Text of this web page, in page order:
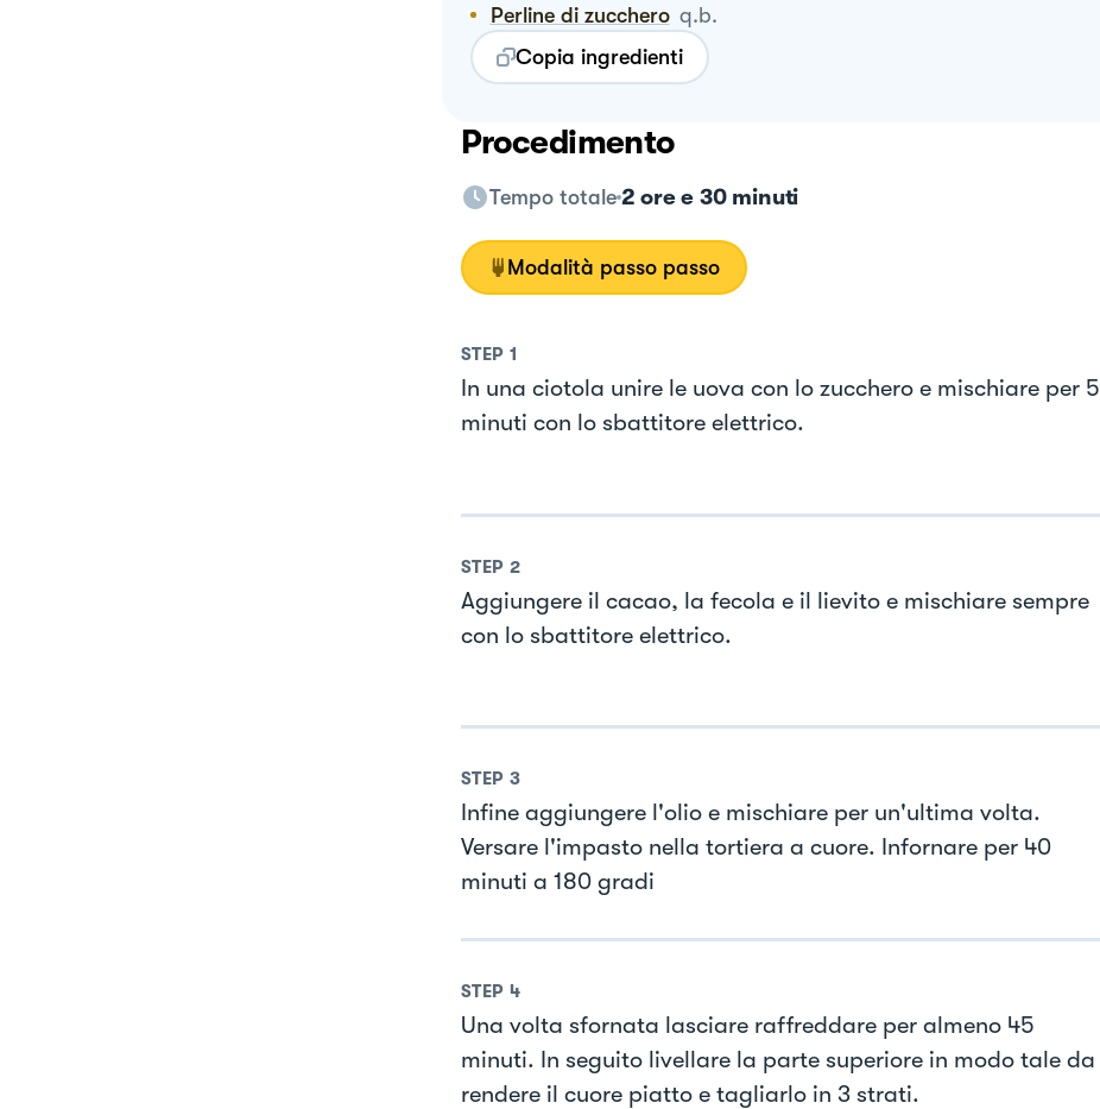
Perline di zucchero q.b.
Copia ingredienti
Procedimento
Tempo totale 2 ore e 30 minuti
Modalità passo passo
STEP 1
In una ciotola unire le uova con lo zucchero e mischiare per 5
minuti con lo sbattitore elettrico.
STEP 2
Aggiungere il cacao, la fecola e il lievito e mischiare sempre
con lo sbattitore elettrico.
STEP 3
Infine aggiungere l'olio e mischiare per un'ultima volta.
Versare l'impasto nella tortiera a cuore. Infornare per 40
minuti a 180 gradi
STEP 4
Una volta sfornata lasciare raffreddare per almeno 45
minuti. In seguito livellare la parte superiore in modo tale da
rendere il cuore piatto e tagliarlo in 3 strati.